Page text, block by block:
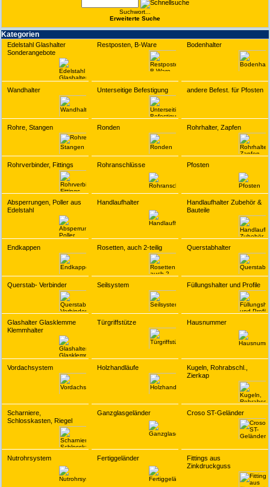
Suchwort...
Erwei­terte Suche
Kate­gorien
Edelstahl Glashalter
Sonderangebote
Restposten, B-Ware Bodenhalter
Wandhalter Unterseitige Befestigung andere Befest. für Pfosten
Rohre, Stangen Ronden Rohrhalter, Zapfen
Rohrverbinder, Fittings Rohranschlüsse Pfosten
Absperrungen, Poller aus
Edelstahl
Handlaufhalter
Handlaufhalter Zubehör &
Bauteile
Endkappen Rosetten, auch 2-teilig Querstabhalter
Querstab- Verbinder Seilsystem Füllungshalter und Profile
Glashalter Glasklemme
Klemmhalter
Türgriffstütze Hausnummer
Vordachsystem Holzhandläufe
Kugeln, Rohrabschl.,
Zierkap
Scharniere,
Schlosskasten, Riegel
Ganzglasgeländer Croso ST-Geländer
Nutrohrsystem Fertiggeländer
Fittings aus
Zinkdruckguss